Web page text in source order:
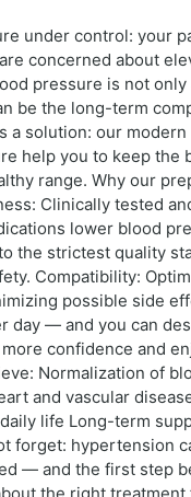
under control: your
concerned about
pressure is not only
be the long-term
a solution: our
help you to keep the
range. Why our
Clinically tested
lower blood
the strictest quality
Compatibility:
possible side
day — and you can
confidence and
Normalization of
and vascular
life Long-term
forget: hypertension
— and the first step